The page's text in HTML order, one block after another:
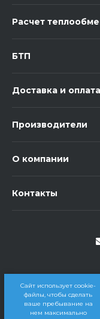
Сайт использует cookie-
файлы, чтобы сделать
ваше пребывание на
нем максимально
Расчет
БТП
Доставка и оплата
Производители
О компании
Контакты